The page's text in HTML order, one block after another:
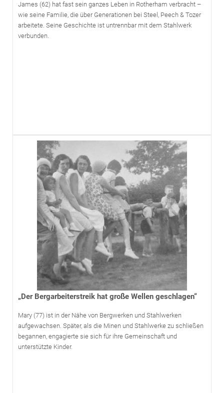
James (62) hat fast sein ganzes Leben in Rotherham verbracht –
wie seine Familie, die über Generationen bei Steel, Peech & Tozer
arbeitete. Seine Geschichte ist untrennbar mit dem Stahlwerk
verbunden.
„Der Bergarbeiterstreik hat große Wellen geschlagen“
Mary (77) ist in der Nähe von Bergwerken und Stahlwerken
aufgewachsen. Später, als die Minen und Stahlwerke zu schließen
begannen, engagierte sie sich für ihre Gemeinschaft und
unterstützte Kinder.